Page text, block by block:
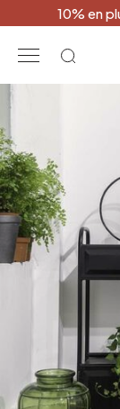
10% en